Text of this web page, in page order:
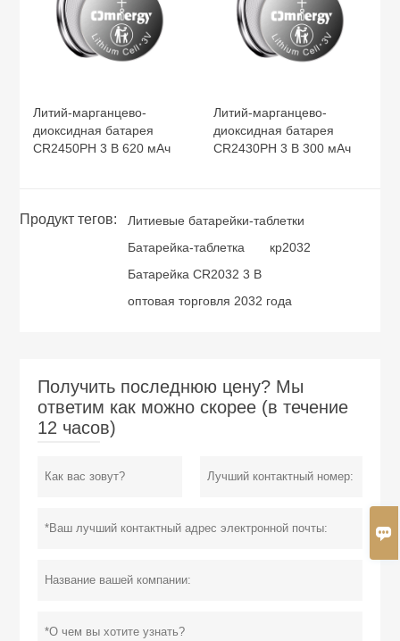

Литий-марганцево-
диоксидная батарея
CR2450PH 3 В 620 мАч
Литий-марганцево-
диоксидная батарея
CR2430PH 3 В 300 мАч
Продукт тегов:
Литиевые батарейки-таблетки
Батарейка-таблетка
кр2032
Батарейка CR2032 3 В
оптовая торговля 2032 года
Получить последнюю цену? Мы
ответим как можно скорее (в течение
12 часов)